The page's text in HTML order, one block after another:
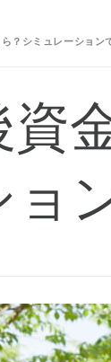
？シミュレーション